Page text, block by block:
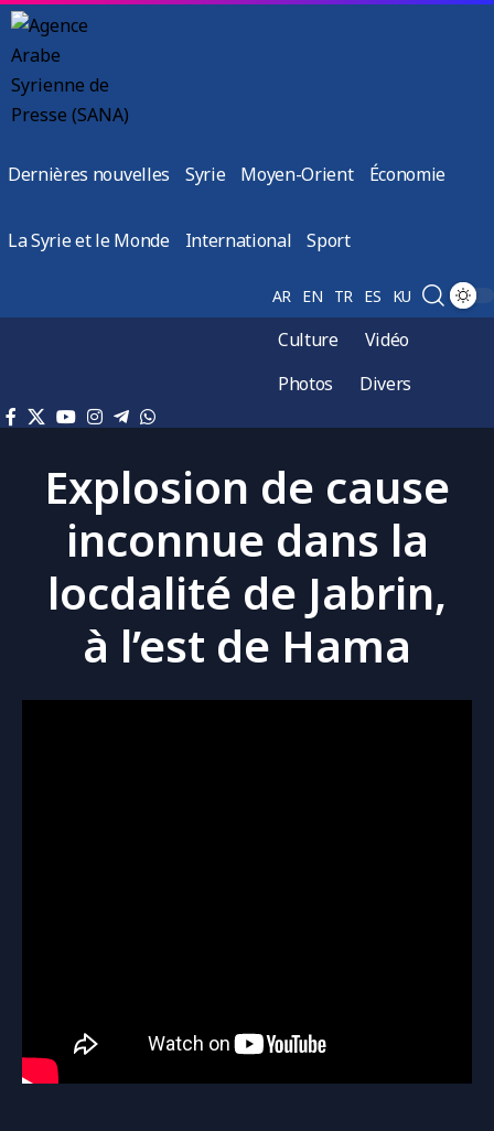
Dernières nouvelles Syrie Moyen-Orient Économie
La Syrie et le Monde International Sport
AR EN TR ES KU
Culture
Vidéo
Photos
Divers
Explosion de cause
inconnue dans la
locdalité de Jabrin,
à l’est de Hama